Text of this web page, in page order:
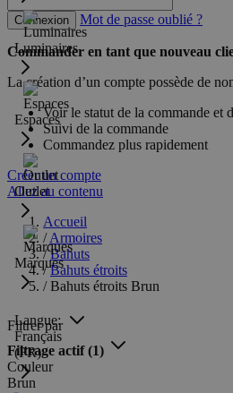
Luminaires
Espaces
Outlet
Marques
Langue:
Français
(FR)
Connexion Mot de passe oublié ?
Commander en tant que nouveau
La création d’un compte possède de
Voir le statut de la commande et
Suivi de la commande
Commandez plus rapidement
Créer un compte
Allez au contenu
Accueil
/ Armoires
/ Bahuts
/ Bahuts étroits
/ Bahuts étroits Brun
Filtrer par
Filtrage actif(1)
Couleur
Brun